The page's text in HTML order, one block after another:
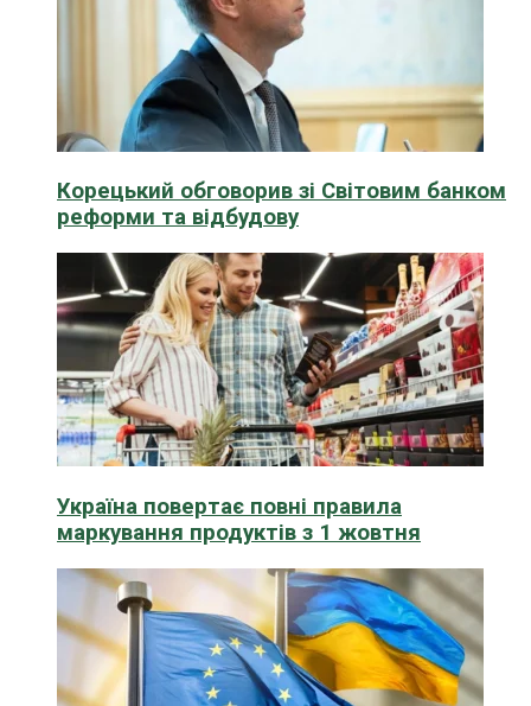
Корецький обговорив зі Світовим банком
реформи та відбудову
Україна повертає повні правила
маркування продуктів з 1 жовтня